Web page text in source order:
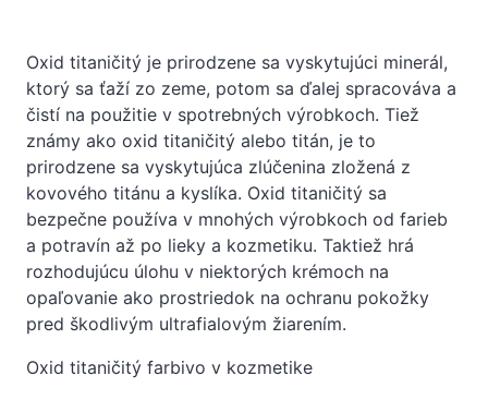
Oxid titaničitý je prirodzene sa vyskytujúci minerál,
ktorý sa ťaží zo zeme, potom sa ďalej spracováva a
čistí na použitie v spotrebných výrobkoch. Tiež
známy ako oxid titaničitý alebo titán, je to
prirodzene sa vyskytujúca zlúčenina zložená z
kovového titánu a kyslíka. Oxid titaničitý sa
bezpečne používa v mnohých výrobkoch od farieb
a potravín až po lieky a kozmetiku. Taktiež hrá
rozhodujúcu úlohu v niektorých krémoch na
opaľovanie ako prostriedok na ochranu pokožky
pred škodlivým ultrafialovým žiarením.
Oxid titaničitý farbivo v kozmetike